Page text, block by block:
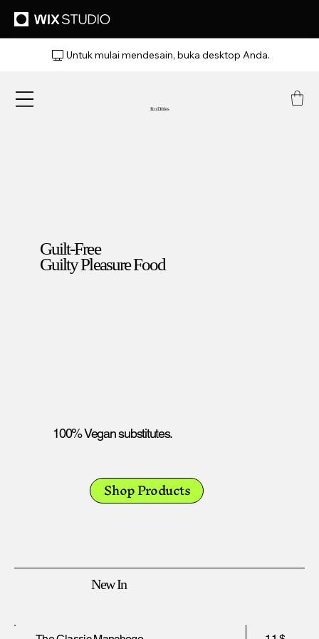
Untuk mulai mendesain, buka desktop Anda.